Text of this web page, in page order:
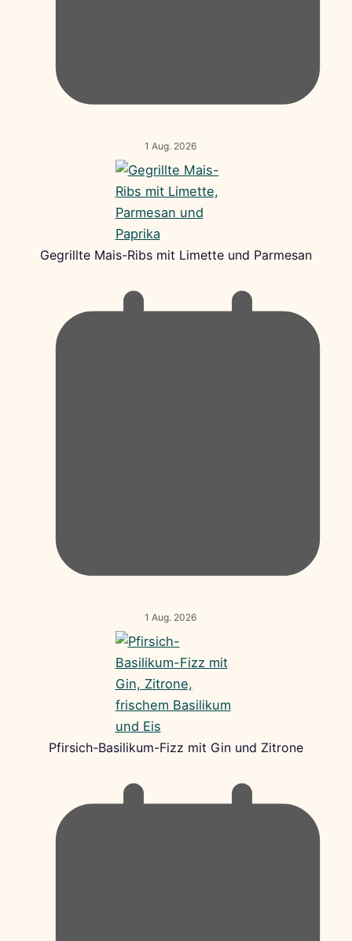
1 Aug. 2026
Gegrillte Mais-Ribs mit Limette und Parmesan
1 Aug. 2026
Pfirsich-Basilikum-Fizz mit Gin und Zitrone